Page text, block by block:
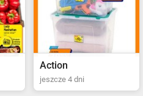
Netto
jeszcze 5 dni